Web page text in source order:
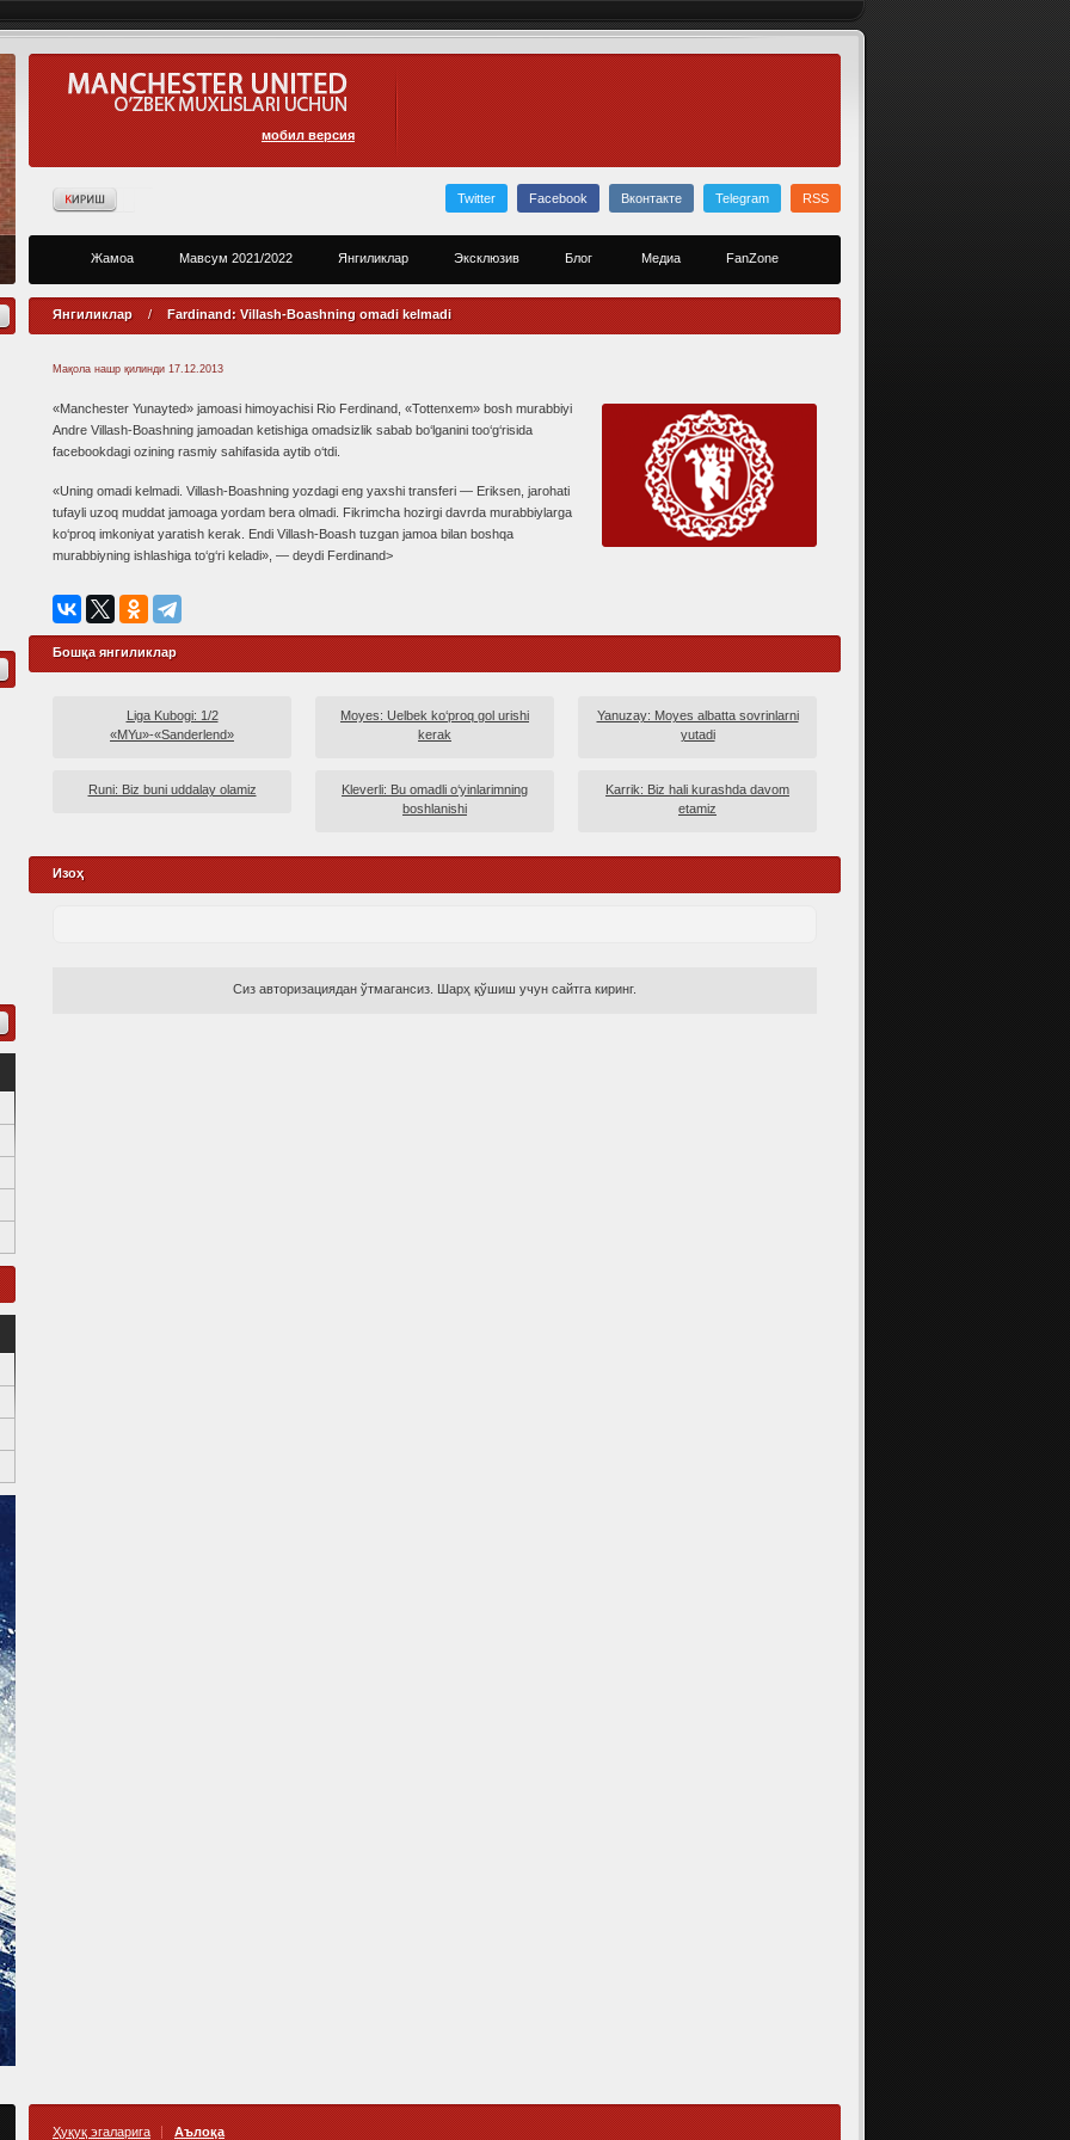
мобил версия
Twitter Facebook Вконтакте Telegram RSS
Жамоа Мавсум 2021/2022 Янгиликлар Эксклюзив Блог Медиа FanZone
Янгиликлар / Fardinand: Villash-Boashning omadi kelmadi
Мақола нашр қилинди 17.12.2013
«Manchester Yunayted» jamoasi himoyachisi Rio Ferdinand, «Tottenxem» bosh murabbiyi
Andre Villash-Boashning jamoadan ketishiga omadsizlik sabab bo‘lganini too‘g‘risida
facebookdagi ozining rasmiy sahifasida aytib o‘tdi.
«Uning omadi kelmadi. Villash-Boashning yozdagi eng yaxshi transferi — Eriksen, jarohati
tufayli uzoq muddat jamoaga yordam bera olmadi. Fikrimcha hozirgi davrda murabbiylarga
ko‘proq imkoniyat yaratish kerak. Endi Villash-Boash tuzgan jamoa bilan boshqa
murabbiyning ishlashiga to‘g‘ri keladi», — deydi Ferdinand>
Бошқа янгиликлар
Liga Kubogi: 1/2
«MYu»-«Sanderlend»
Moyes: Uelbek ko‘proq gol urishi
kerak
Yanuzay: Moyes albatta sovrinlarni
yutadi
Runi: Biz buni uddalay olamiz
Kleverli: Bu omadli o‘yinlarimning
boshlanishi
Karrik: Biz hali kurashda davom
etamiz
Изоҳ
Сиз авторизациядан ўтмагансиз. Шарҳ қўшиш учун сайтга киринг.
Ҳуқуқ эгаларига Аълоқа